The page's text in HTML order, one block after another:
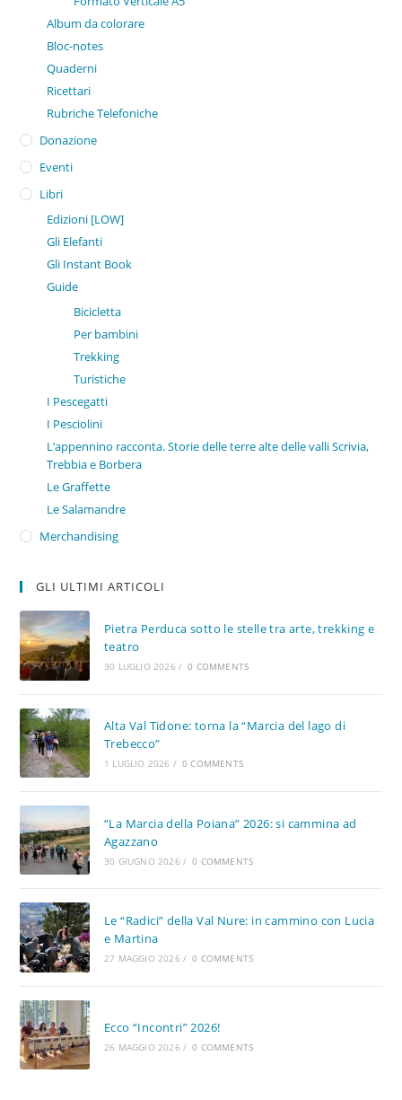
Album da colorare
Bloc-notes
Quaderni
Ricettari
Rubriche Telefoniche
Donazione
Eventi
Libri
Edizioni [LOW]
Gli Elefanti
Gli Instant Book
Guide
Bicicletta
Per bambini
Trekking
Turistiche
I Pescegatti
I Pesciolini
L’appennino racconta. Storie delle terre alte delle valli Scrivia,
Trebbia e Borbera
Le Graffette
Le Salamandre
Merchandising
GLI ULTIMI ARTICOLI
Pietra Perduca sotto le stelle tra arte, trekking e
teatro
30 LUGLIO 2026 / 0 COMMENTS
Alta Val Tidone: torna la “Marcia del lago di
Trebecco”
1 LUGLIO 2026 / 0 COMMENTS
“La Marcia della Poiana” 2026: si cammina ad
Agazzano
30 GIUGNO 2026 / 0 COMMENTS
Le “Radici” della Val Nure: in cammino con Lucia
e Martina
27 MAGGIO 2026 / 0 COMMENTS
Ecco “Incontri” 2026!
26 MAGGIO 2026 / 0 COMMENTS